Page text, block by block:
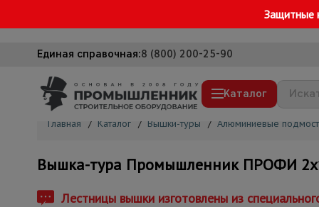
Защитные
Единая справочная:8 (800) 200-25-90
Каталог
Вышки-туры
Главная / Каталог / Вышки-туры / Алюминиевые
Вышка-тура Промышленник ПРОФИ
Лестницы вышки изготовлены из